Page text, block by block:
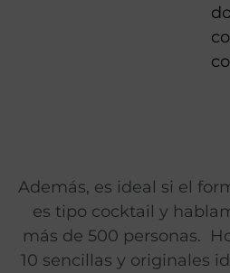
Además, es ideal si el
es tipo cocktail y
más de 500 personas.
10 sencillas y originales